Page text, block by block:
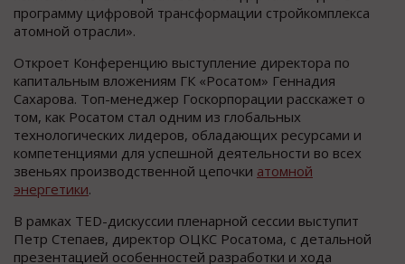
программу цифровой трансформации стройкомплекса
атомной отрасли».
Откроет Конференцию выступление директора по
капитальным вложениям ГК «Росатом» Геннадия
Сахарова. Топ-менеджер Госкорпорации расскажет о
том, как Росатом стал одним из глобальных
технологических лидеров, обладающих ресурсами и
компетенциями для успешной деятельности во всех
звеньях производственной цепочки атомной
энергетики.
В рамках TED-дискуссии пленарной сессии выступит
Петр Степаев, директор ОЦКС Росатома, с детальной
презентацией особенностей разработки и хода